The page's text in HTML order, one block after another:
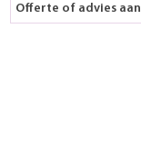
Offerte of advies